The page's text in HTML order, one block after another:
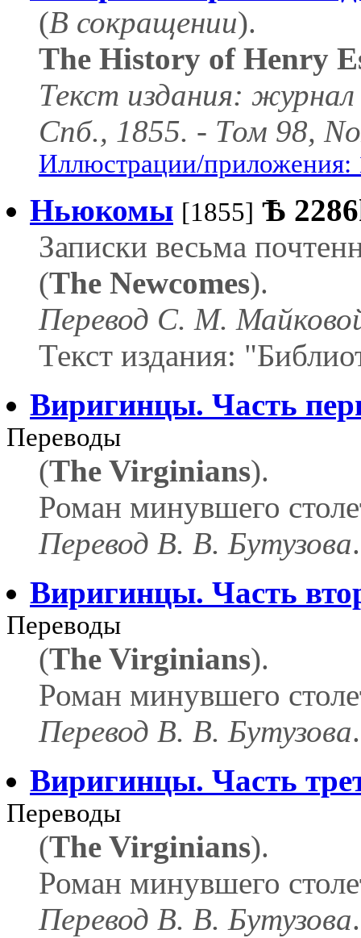
(В сокращении).
The History of Henry
Текст издания:
Спб., 1855. - Том 98,
Иллюстрации/приложения:
Ньюкомы [1855] Ѣ
Записки весьма
(The Newcomes).
Перевод С. М.
Текст издания:
Виригинцы. Часть
Переводы
(The Virginians).
Роман минувшего
Перевод В. В. Бутузова.
Виригинцы. Часть
Переводы
(The Virginians).
Роман минувшего
Перевод В. В. Бутузова.
Виригинцы. Часть
Переводы
(The Virginians).
Роман минувшего
Перевод В. В. Бутузова.